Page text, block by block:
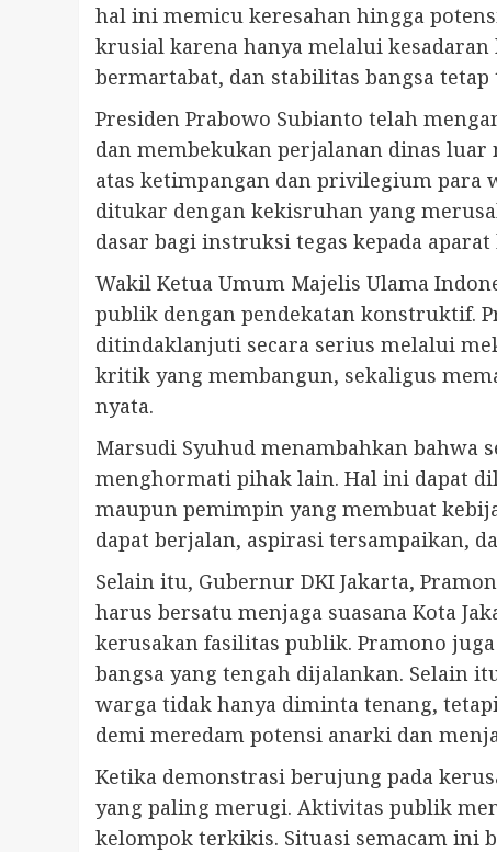
hal ini memicu keresahan hingga
krusial karena hanya melalui
bermartabat, dan stabilitas bangsa tetap
Presiden Prabowo Subianto telah
dan membekukan perjalanan dinas
atas ketimpangan dan privilegium para
ditukar dengan kekisruhan yang
dasar bagi instruksi tegas kepada
Wakil Ketua Umum Majelis Ulama
publik dengan pendekatan konstruktif.
ditindaklanjuti secara serius melalui
kritik yang membangun, sekaligus
nyata.
Marsudi Syuhud menambahkan bahwa
menghormati pihak lain. Hal ini dapat
maupun pemimpin yang membuat
dapat berjalan, aspirasi tersampaikan,
Selain itu, Gubernur DKI Jakarta,
harus bersatu menjaga suasana Kota
kerusakan fasilitas publik. Pramono
bangsa yang tengah dijalankan. Selain
warga tidak hanya diminta tenang,
demi meredam potensi anarki dan
Ketika demonstrasi berujung pada
yang paling merugi. Aktivitas publik
kelompok terkikis. Situasi semacam ini